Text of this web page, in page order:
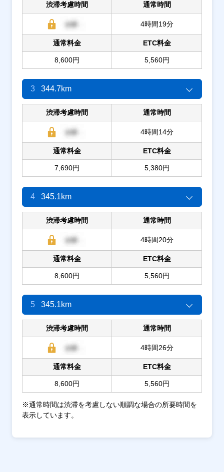
渋滞考慮時間 通常時間
4時間19分
通常料金
8,600円
ETC料金
5,560円
3 344.7km
渋滞考慮時間 通常時間
4時間14分
通常料金
7,690円
ETC料金
5,380円
4 345.1km
渋滞考慮時間 通常時間
4時間20分
通常料金
8,600円
ETC料金
5,560円
5 345.1km
渋滞考慮時間 通常時間
4時間26分
通常料金
8,600円
ETC料金
5,560円
※通常時間は渋滞を考慮しない順調な場合の所要時間を
表示しています。